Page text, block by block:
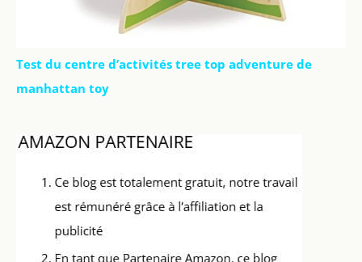
Test du centre d’activités tree top adventure de
manhattan toy